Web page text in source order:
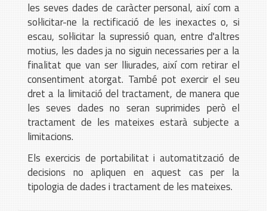
les seves dades de caràcter personal, així com a
sol·licitar-ne la rectificació de les inexactes o, si
escau, sol·licitar la supressió quan, entre d'altres
motius, les dades ja no siguin necessaries per a la
finalitat que van ser lliurades, així com retirar el
consentiment atorgat. També pot exercir el seu
dret a la limitació del tractament, de manera que
les seves dades no seran suprimides però el
tractament de les mateixes estarà subjecte a
limitacions.
Els exercicis de portabilitat i automatització de
decisions no apliquen en aquest cas per la
tipologia de dades i tractament de les mateixes.